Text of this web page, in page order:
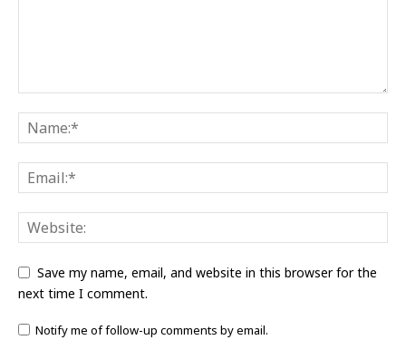
Save my name, email, and website in this browser for the
next time I comment.
Notify me of follow-up comments by email.